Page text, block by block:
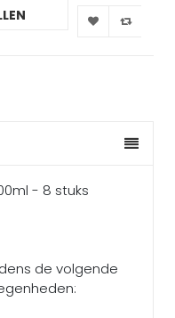
- 8 stuks
de volgende